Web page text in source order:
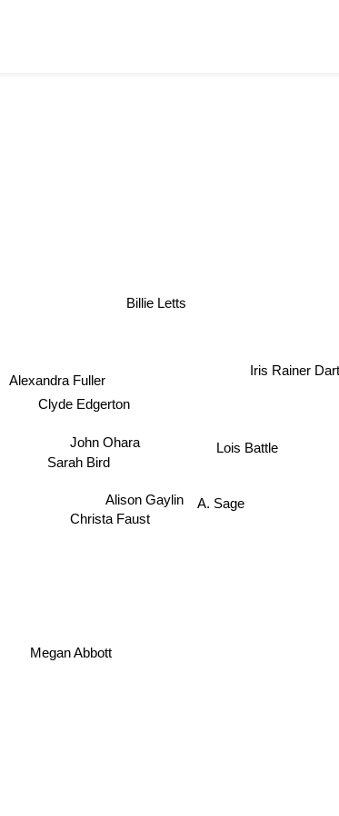
A. Sage
Lois Battle
Christa Faust
Alison Gaylin
John Ohara
Clyde Edgerton
Sarah Bird
Iris Rainer Dart
Alexandra Fuller
Billie Letts
Megan Abbott